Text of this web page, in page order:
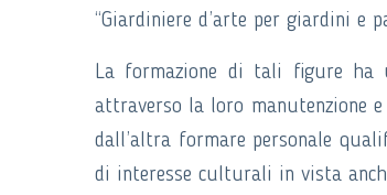
“Giardiniere d’arte per giardini e
La formazione di tali figure ha
attraverso la loro manutenzione
dall’altra formare personale
di interesse culturali in vista